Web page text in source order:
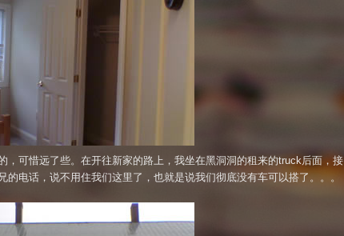
，可惜远了些。在开往新家的路上，我坐在黑洞洞的租来的truck后面，接
的电话，说不用住我们这里了，也就是说我们彻底没有车可以搭了。。。